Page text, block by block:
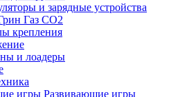
и зарядные устройства
Газ СО2
крепления
и лоадеры
Развивающие игры